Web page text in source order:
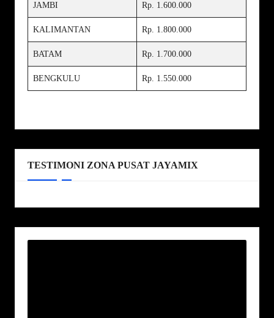
JAMBI Rp. 1.600.000
KALIMANTAN Rp. 1.800.000
BATAM Rp. 1.700.000
BENGKULU Rp. 1.550.000
TESTIMONI ZONA PUSAT JAYAMIX